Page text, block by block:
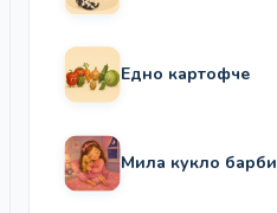
Едно картофче
Мила кукло барби